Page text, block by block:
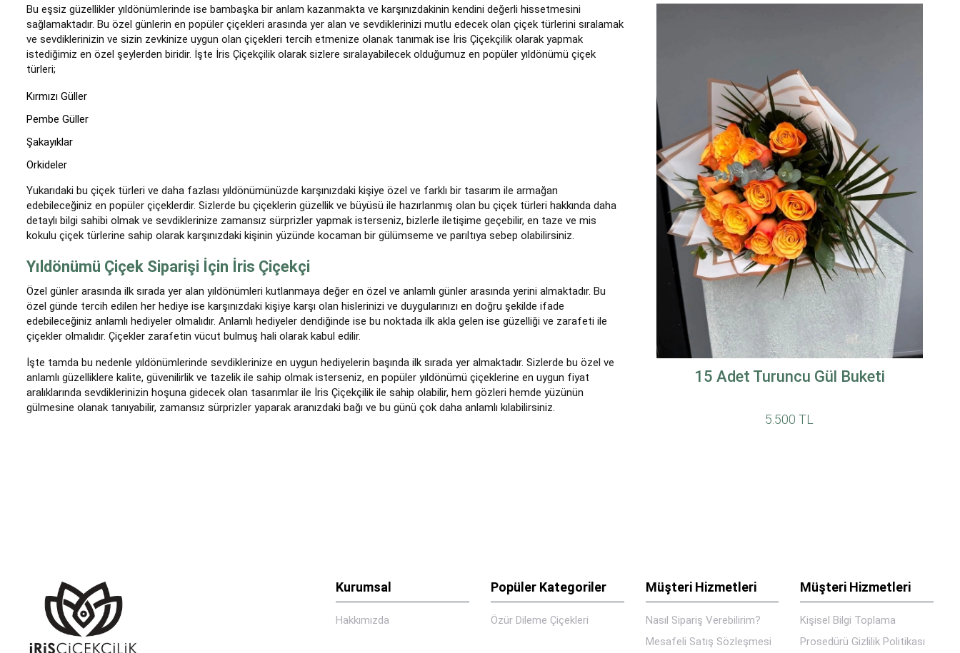
Bu eşsiz güzellikler yıldönümlerinde ise bambaşka bir anlam kazanmakta ve karşınızdakinin kendini değerli hissetmesini
sağlamaktadır. Bu özel günlerin en popüler çiçekleri arasında yer alan ve sevdiklerinizi mutlu edecek olan çiçek türlerini sıralamak
ve sevdiklerinizin ve sizin zevkinize uygun olan çiçekleri tercih etmenize olanak tanımak ise İris Çiçekçilik olarak yapmak
istediğimiz en özel şeylerden biridir. İşte İris Çiçekçilik olarak sizlere sıralayabilecek olduğumuz en popüler yıldönümü çiçek
türleri;
Kırmızı Güller
Pembe Güller
Şakayıklar
Orkideler
Yukarıdaki bu çiçek türleri ve daha fazlası yıldönümünüzde karşınızdaki kişiye özel ve farklı bir tasarım ile armağan
edebileceğiniz en popüler çiçeklerdir. Sizlerde bu çiçeklerin güzellik ve büyüsü ile hazırlanmış olan bu çiçek türleri hakkında daha
detaylı bilgi sahibi olmak ve sevdiklerinize zamansız sürprizler yapmak isterseniz, bizlerle iletişime geçebilir, en taze ve mis
kokulu çiçek türlerine sahip olarak karşınızdaki kişinin yüzünde kocaman bir gülümseme ve parıltıya sebep olabilirsiniz.
Yıldönümü Çiçek Siparişi İçin İris Çiçekçi
Özel günler arasında ilk sırada yer alan yıldönümleri kutlanmaya değer en özel ve anlamlı günler arasında yerini almaktadır. Bu
özel günde tercih edilen her hediye ise karşınızdaki kişiye karşı olan hislerinizi ve duygularınızı en doğru şekilde ifade
edebileceğiniz anlamlı hediyeler olmalıdır. Anlamlı hediyeler dendiğinde ise bu noktada ilk akla gelen ise güzelliği ve zarafeti ile
çiçekler olmalıdır. Çiçekler zarafetin vücut bulmuş hali olarak kabul edilir.
İşte tamda bu nedenle yıldönümlerinde sevdiklerinize en uygun hediyelerin başında ilk sırada yer almaktadır. Sizlerde bu özel ve
anlamlı güzelliklere kalite, güvenilirlik ve tazelik ile sahip olmak isterseniz, en popüler yıldönümü çiçeklerine en uygun fiyat
aralıklarında sevdiklerinizin hoşuna gidecek olan tasarımlar ile İris Çiçekçilik ile sahip olabilir, hem gözleri hemde yüzünün
gülmesine olanak tanıyabilir, zamansız sürprizler yaparak aranızdaki bağı ve bu günü çok daha anlamlı kılabilirsiniz.
15 Adet Turuncu Gül Buketi
5.500 TL
Kurumsal
Hakkımızda
Popüler Kategoriler
Özür Dileme Çiçekleri
Müşteri Hizmetleri
Nasıl Sipariş Verebilirim?
Mesafeli Satış Sözleşmesi
Müşteri Hizmetleri
Kişisel Bilgi Toplama
Prosedürü Gizlilik Politikası